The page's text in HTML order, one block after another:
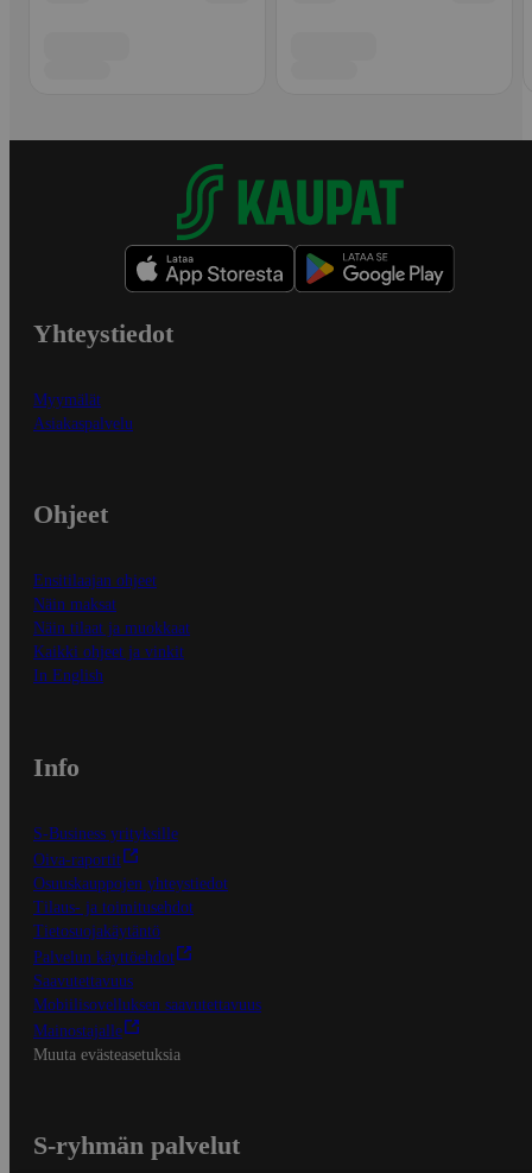
Yhteystiedot
Myymälät
Asiakaspalvelu
Ohjeet
Ensitilaajan ohjeet
Näin maksat
Näin tilaat ja muokkaat
Kaikki ohjeet ja vinkit
In English
Info
S-Business yrityksille
Oiva-raportit
Osuuskauppojen yhteystiedot
Tilaus- ja toimitusehdot
Tietosuojakäytäntö
Palvelun käyttöehdot
Saavutettavuus
Mobiilisovelluksen saavutettavuus
Mainostajalle
Muuta evästeasetuksia
S-ryhmän palvelut